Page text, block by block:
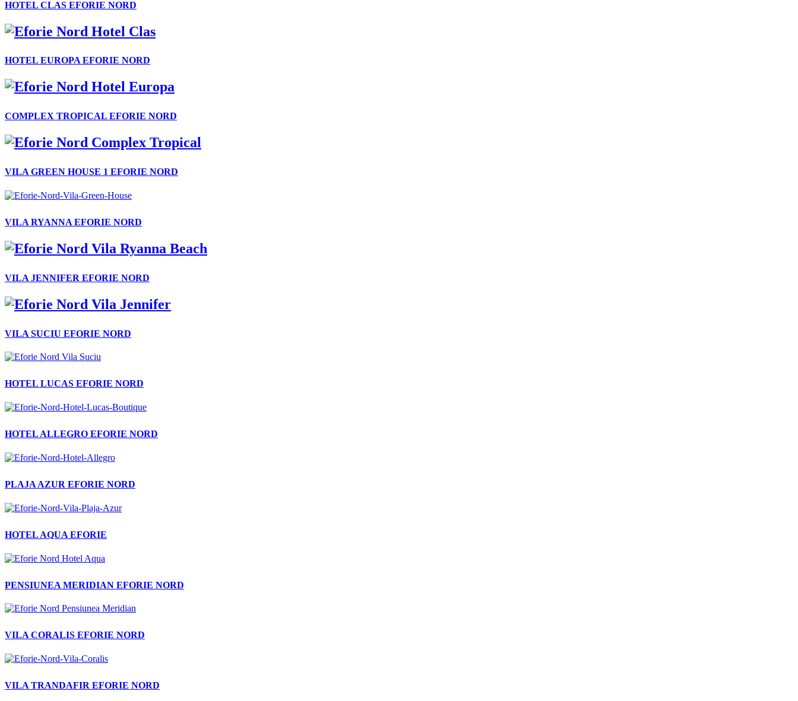
HOTEL CLAS EFORIE NORD
HOTEL EUROPA EFORIE NORD
COMPLEX TROPICAL EFORIE NORD
VILA GREEN HOUSE 1 EFORIE NORD
VILA RYANNA EFORIE NORD
VILA JENNIFER EFORIE NORD
VILA SUCIU EFORIE NORD
HOTEL LUCAS EFORIE NORD
HOTEL ALLEGRO EFORIE NORD
PLAJA AZUR EFORIE NORD
HOTEL AQUA EFORIE
PENSIUNEA MERIDIAN EFORIE NORD
VILA CORALIS EFORIE NORD
VILA TRANDAFIR EFORIE NORD